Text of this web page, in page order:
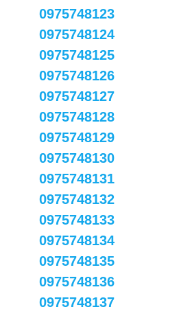
0975748123
0975748124
0975748125
0975748126
0975748127
0975748128
0975748129
0975748130
0975748131
0975748132
0975748133
0975748134
0975748135
0975748136
0975748137